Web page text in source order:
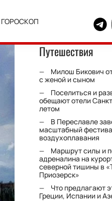
ГОРОСКОП
Путешествия
Милош Бикович
с женой и сыном
Поселиться и
обещают отели
летом
В Переславле
масштабный
воздухоплавания
Маршрут силы и
адреналина на
северной тишины в
Приозерск»
Что предлагают
Греции, Испании и